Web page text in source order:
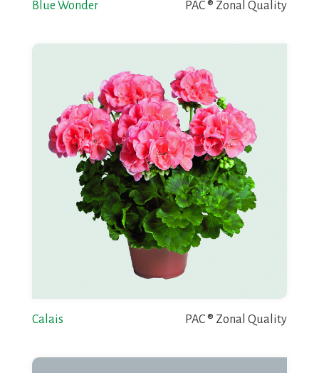
Blue Wonder PAC ® Zonal Quality
Calais PAC ® Zonal Quality